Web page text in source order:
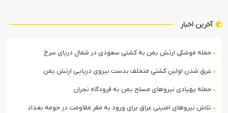
آخرین اخبار
حمله موشکی ارتش یمن به کشتی سعودی در شمال دریای سرخ
غرق شدن اولین کشتی متخلف بدست نیروی دریایی ارتش یمن
حمله پهپادی نیروهای مسلح یمن به فرودگاه نجران
تلاش نیروهای امنیتی عراق برای ورود به مقر مقاومت در حومه بغداد